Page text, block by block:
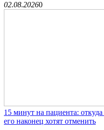
02.08.20260
15 минут на пациента:
его наконец хотят отменить